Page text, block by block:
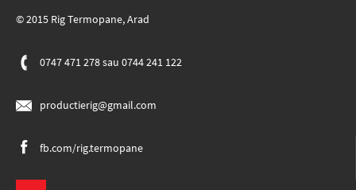
© 2015 Rig Termopane, Arad
0747 471 278sau 0744 241 122
productierig@gmail.com
fb.com/rig.termopane